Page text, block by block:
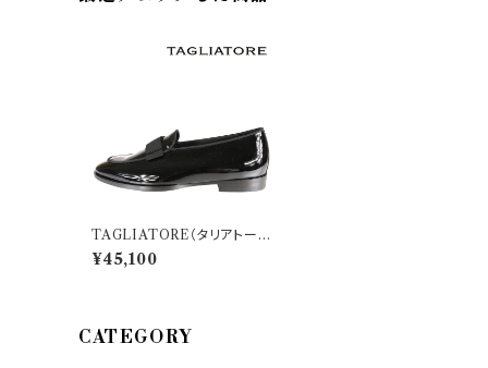
TAGLIATORE（タリアトー
レ） 革靴 KENORE19VE 24
192
¥45,100
CATEGORY